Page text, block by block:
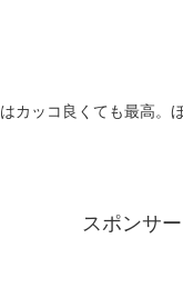
カッコ良くても最高
スポンサ